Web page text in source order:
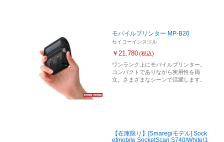
モバイルプリンター MP-B20
セイコーインスツル
￥21,780(税込)
ワンランク上にモバイルプリンター。
コンパクトでありながら実用性を両
立。さまざまなシーンで活躍します。
【在庫限り】[Smaregiモデル] Sock
etmobile SocketScan S740/White(1